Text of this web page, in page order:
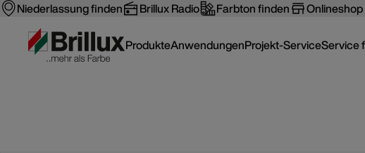
Niederlassung finden Brillux Radio Farbton finden Onlineshop
ProdukteAnwendungenProjekt-ServiceService